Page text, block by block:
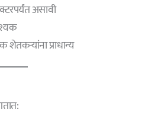
असावी
प्राधान्य